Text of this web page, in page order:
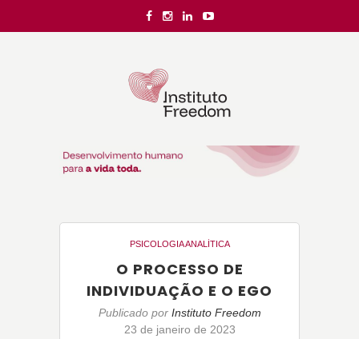
PSICOLOGIA ANALÍTICA
O PROCESSO DE
INDIVIDUAÇÃO E O EGO
Publicado por Instituto Freedom
23 de janeiro de 2023